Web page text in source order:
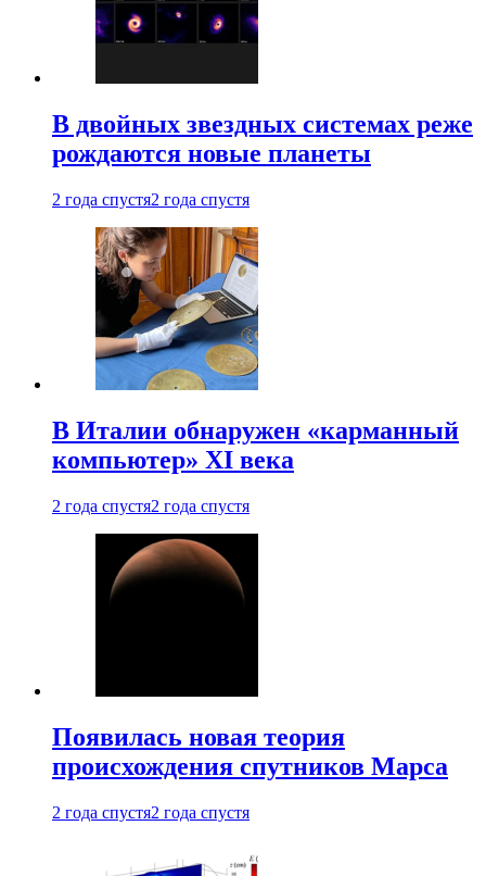
В двойных звездных системах реже
рождаются новые планеты
2 года спустя2 года спустя
В Италии обнаружен «карманный
компьютер» XI века
2 года спустя2 года спустя
Появилась новая теория
происхождения спутников Марса
2 года спустя2 года спустя